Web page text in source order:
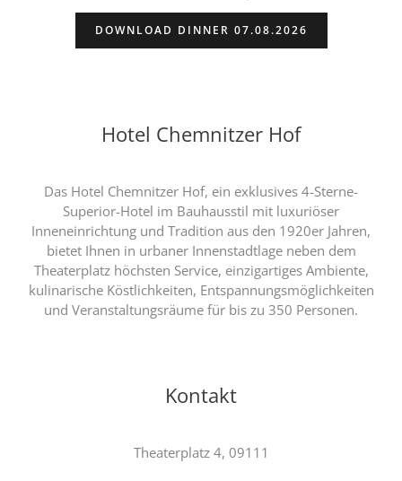
DOWNLOAD DINNER 07.08.2026
Hotel Chemnitzer Hof
Das Hotel Chemnitzer Hof, ein exklusives 4-Sterne-
Superior-Hotel im Bauhausstil mit luxuriöser
Inneneinrichtung und Tradition aus den 1920er Jahren,
bietet Ihnen in urbaner Innenstadtlage neben dem
Theaterplatz höchsten Service, einzigartiges Ambiente,
kulinarische Köstlichkeiten, Entspannungsmöglichkeiten
und Veranstaltungsräume für bis zu 350 Personen.
Kontakt
Theaterplatz 4, 09111